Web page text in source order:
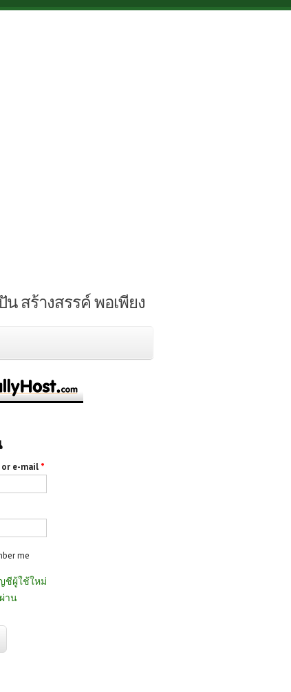
สร้างสรรค์ พอเพียง
or e-mail *
me
ชีผู้ใช้ใหม่
าน